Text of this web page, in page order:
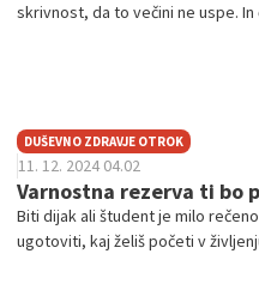
skrivnost, da to večini ne uspe.
DUŠEVNO ZDRAVJE OTROK
11. 12. 2024 04.02
Varnostna rezerva ti bo
Biti dijak ali študent je milo
ugotoviti, kaj želiš početi v